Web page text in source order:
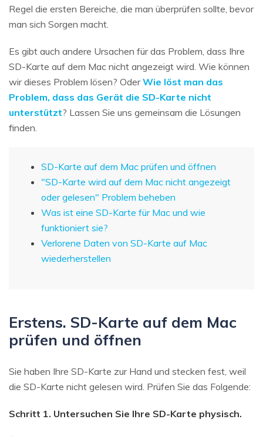
Regel die ersten Bereiche, die man überprüfen sollte, bevor
man sich Sorgen macht.
Es gibt auch andere Ursachen für das Problem, dass Ihre
SD-Karte auf dem Mac nicht angezeigt wird. Wie können
wir dieses Problem lösen? OderWie löst man das
Problem, dass das Gerät die SD-Karte nicht
unterstützt? Lassen Sie uns gemeinsam die Lösungen
finden.
SD-Karte auf dem Mac prüfen und öffnen
"SD-Karte wird auf dem Mac nicht angezeigt
oder gelesen" Problem beheben
Was ist eine SD-Karte für Mac und wie
funktioniert sie?
Verlorene Daten von SD-Karte auf Mac
wiederherstellen
Erstens. SD-Karte auf dem Mac
prüfen und öffnen
Sie haben Ihre SD-Karte zur Hand und stecken fest, weil
die SD-Karte nicht gelesen wird. Prüfen Sie das Folgende:
Schritt 1. Untersuchen Sie Ihre SD-Karte physisch.